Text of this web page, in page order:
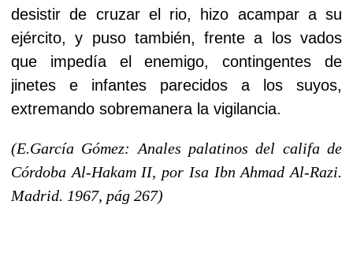
desistir de cruzar el rio, hizo acampar a su
ejército, y puso también, frente a los vados
que impedía el enemigo, contingentes de
jinetes e infantes parecidos a los suyos,
extremando sobremanera la vigilancia.
(E.García Gómez: Anales palatinos del califa de
Córdoba Al-Hakam II, por Isa Ibn Ahmad Al-Razi.
Madrid. 1967, pág 267)